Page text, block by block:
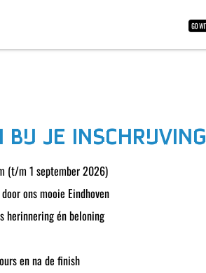
BIJ JE INSCHRIJVING
(t/m 1 september 2026)
ons mooie Eindhoven
herinnering én beloning
en na de finish